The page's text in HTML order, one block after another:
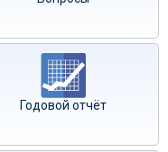
Годовой отчёт